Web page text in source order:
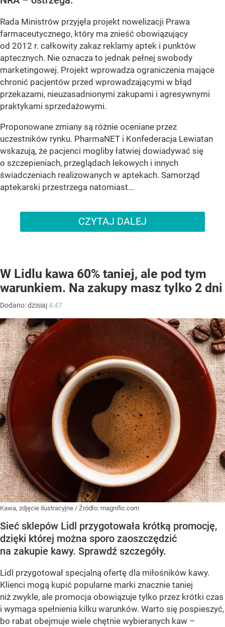
Rada Ministrów przyjęła projekt nowelizacji Prawa
farmaceutycznego, który ma znieść obowiązujący
od 2012 r. całkowity zakaz reklamy aptek i punktów
aptecznych. Nie oznacza to jednak pełnej swobody
marketingowej. Projekt wprowadza ograniczenia mające
chronić pacjentów przed wprowadzającymi w błąd
przekazami, nieuzasadnionymi zakupami i agresywnymi
praktykami sprzedażowymi.
Proponowane zmiany są różnie oceniane przez
uczestników rynku. PharmaNET i Konfederacja Lewiatan
wskazują, że pacjenci mogliby łatwiej dowiadywać się
o szczepieniach, przeglądach lekowych i innych
świadczeniach realizowanych w aptekach. Samorząd
aptekarski przestrzega natomiast...
CZYTAJ DALEJ
W Lidlu kawa 60% taniej, ale pod tym
warunkiem. Na zakupy masz tylko 2 dni
Dodano:dzisiaj4:47
Kawa, zdjęcie ilustracyjne / Źródło: magnific.com
Sieć sklepów Lidl przygotowała krótką promocję,
dzięki której można sporo zaoszczędzić
na zakupie kawy. Sprawdź szczegóły.
Lidl przygotował specjalną ofertę dla miłośników kawy.
Klienci mogą kupić popularne marki znacznie taniej
niż zwykle, ale promocja obowiązuje tylko przez krótki czas
i wymaga spełnienia kilku warunków. Warto się pospieszyć,
bo rabat obejmuje wiele chętnie wybieranych kaw –